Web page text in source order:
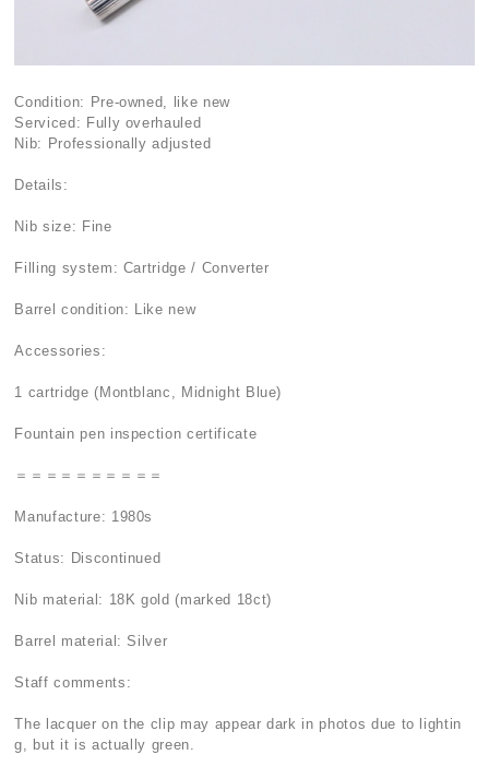
Condition: Pre-owned, like new
Serviced: Fully overhauled
Nib: Professionally adjusted
Details:
Nib size: Fine
Filling system: Cartridge / Converter
Barrel condition: Like new
Accessories:
1 cartridge (Montblanc, Midnight Blue)
Fountain pen inspection certificate
＝＝＝＝＝＝＝＝＝＝
Manufacture: 1980s
Status: Discontinued
Nib material: 18K gold (marked 18ct)
Barrel material: Silver
Staff comments:
The lacquer on the clip may appear dark in photos due to lightin
g, but it is actually green.